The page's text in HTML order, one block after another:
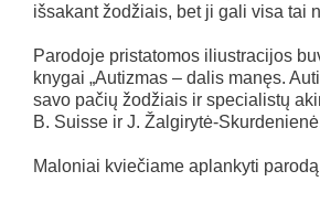
išsakant žodžiais, bet ji gali visa tai
Parodoje pristatomos iliustracijos
knygai „Autizmas – dalis manęs.
savo pačių žodžiais ir specialistų
B. Suisse ir J. Žalgirytė-
Maloniai kviečiame aplankyti